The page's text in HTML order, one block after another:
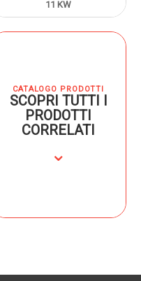
11 KW
CATALOGO PRODOTTI
SCOPRI TUTTI I
PRODOTTI
CORRELATI
⌄